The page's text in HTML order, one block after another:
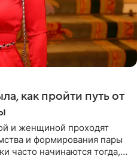
как пройти путь от
и женщиной проходят
и формирования пары
часто начинаются тогда,